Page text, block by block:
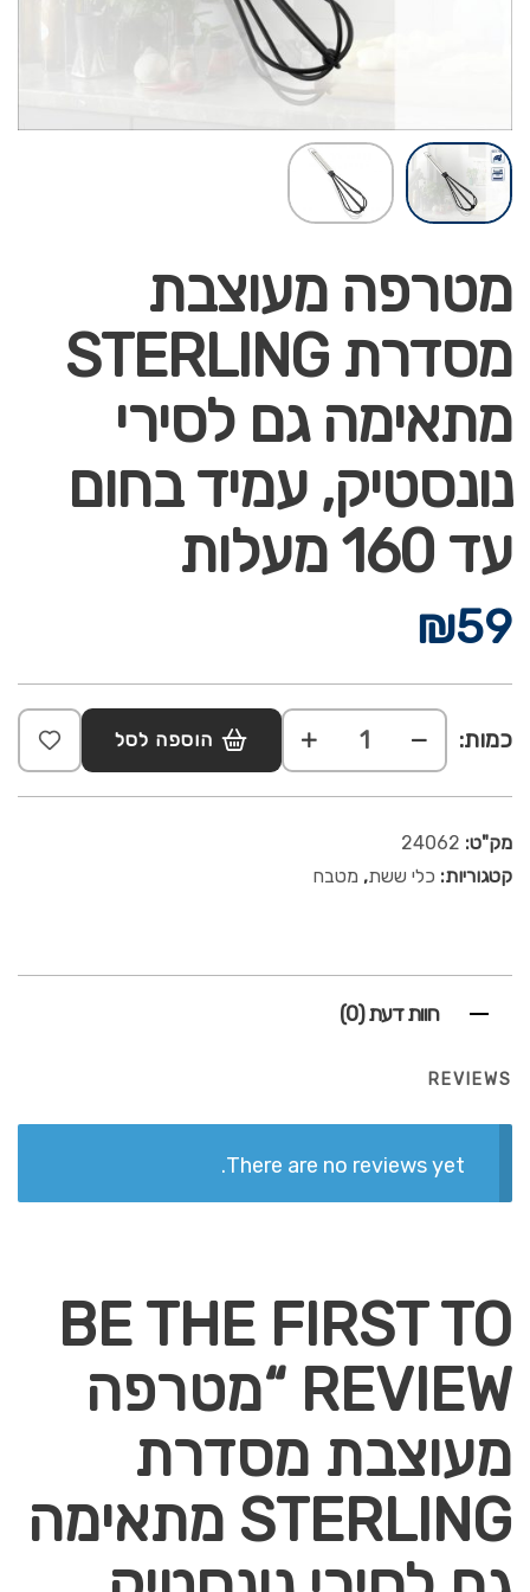
מטרפה מעוצבת
מסדרת STERLING
מתאימה גם לסירי
נונסטיק, עמיד בחום
עד 160 מעלות
₪59
כמות: הוספה לסל
מק"ט: 24062
קטגוריות: כלי ששת, מטבח
חוות דעת (0)
REVIEWS
There are no reviews yet.
BE THE FIRST TO
REVIEW “מטרפה
מעוצבת מסדרת
STERLING מתאימה